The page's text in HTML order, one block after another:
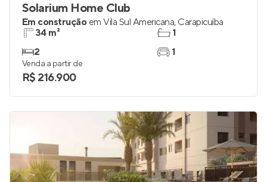
Solarium Home Club
Em construção em Vila Sul Americana, Carapicuíba
34 m²
2
1
1
Venda a partir de
R$ 216.900